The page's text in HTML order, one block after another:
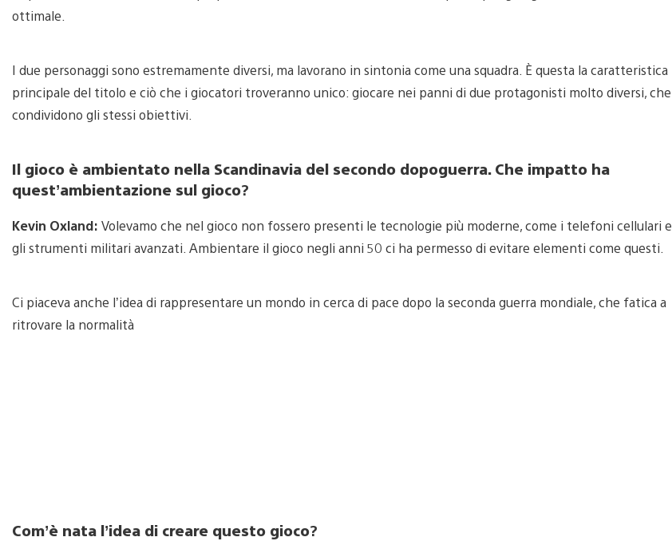
ottimale.
I due personaggi sono estremamente diversi, ma lavorano in sintonia come una squadra. È questa la caratteristica
principale del titolo e ciò che i giocatori troveranno unico: giocare nei panni di due protagonisti molto diversi, che
condividono gli stessi obiettivi.
Il gioco è ambientato nella Scandinavia del secondo dopoguerra. Che impatto ha
quest’ambientazione sul gioco?
Kevin Oxland: Volevamo che nel gioco non fossero presenti le tecnologie più moderne, come i telefoni cellulari e
gli strumenti militari avanzati. Ambientare il gioco negli anni 50 ci ha permesso di evitare elementi come questi.
Ci piaceva anche l’idea di rappresentare un mondo in cerca di pace dopo la seconda guerra mondiale, che fatica a
ritrovare la normalità
Com’è nata l’idea di creare questo gioco?